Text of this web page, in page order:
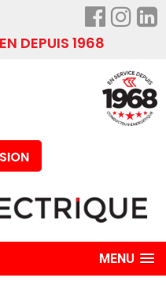
DEPUIS 1968
MENU